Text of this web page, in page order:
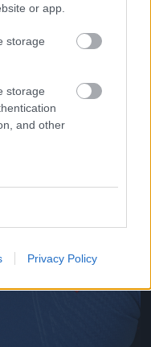
or app.
storage
storage
and other
Privacy Policy